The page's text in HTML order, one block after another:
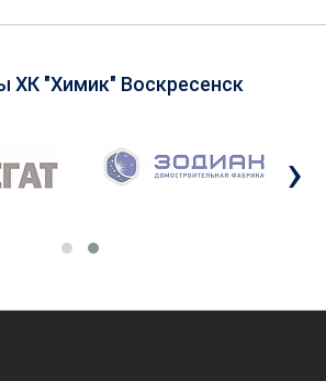
ХК "Химик" Воскресенск
›